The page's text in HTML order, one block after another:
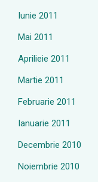
Iunie 2011
Mai 2011
Aprilieie 2011
Martie 2011
Februarie 2011
Ianuarie 2011
Decembrie 2010
Noiembrie 2010